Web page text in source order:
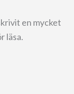
en mycket
läsa.